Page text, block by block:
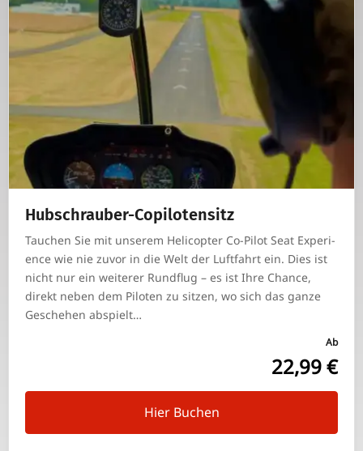
Hub­schrauber-Copi­lo­ten­sitz
Tau­chen Sie mit unserem Heli­c­opter Co-Pilot Seat Expe­ri­
ence wie nie zuvor in die Welt der Luft­fahrt ein. Dies ist
nicht nur ein wei­terer Rund­flug – es ist Ihre Chance,
direkt neben dem Piloten zu sitzen, wo sich das ganze
Geschehen abspielt…
Ab
22,99 €
Hier Buchen